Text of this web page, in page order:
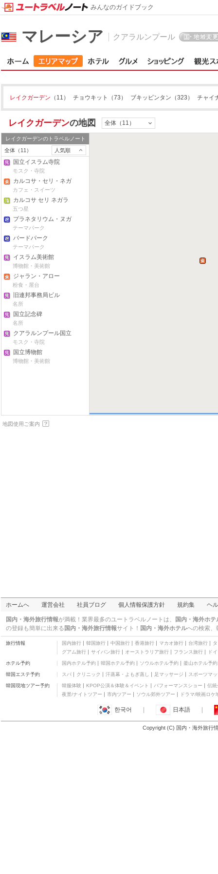
マレーシア クアラルンプール
レイクガーデン （11） チョウキット （73） ブキッビンタン （323） チャイ
レイクガーデンの地図 全体（11）
レイクガーデンのトラベルノート
全体（11）
人気順
国立イスラム寺院
モスク・寺院
カルコサ・セリ・ネガ
ラのアフタヌーンティ
ー
カフェ・スイーツ
カルコサ セリ ネガラ
五つ星
プラネタリウム・ヌガ
ラ
テーマパーク
バードパーク
テーマパーク
イスラム美術館
博物館・美術館
ジャラン・アロー
粉食・屋台
旧連邦事務局ビル
名所
国立記念碑
名所
クアラルンプール国立
モスク
モスク・寺院
国立博物館
博物館・美術館
レイクガーデン
地図使用ご案内
みんなのガイドブック
ホームへ 運営会社 社員ブログ 個人情報保護方針 規約集 ヘ
国内・海外旅行情報が満載！業界最多のユートラベルノートは、
国内・海外ホ
の登録も簡単に出来る 国内・海外旅行情報サイト！ 国内・海外ホテルへの検索、
旅行情報 国内旅行 韓国旅行 中国旅行 香港旅行 マカオ旅行 台湾旅行
グアム旅行
サイパン旅行 オーストラリア旅行 フランス旅行 ド
ホテル予約 国内ホテル予約 韓国ホテル予約 ソウルホテル予約 釜山ホテル予約
韓国エステ予約 スパ クリニック 汗蒸幕・よもぎ蒸し 足マッサージ スポーツマ
韓国現地ツアー予約 韓服体験 KPOP公演＆体験＆イベント パフォーマンスショー
伝統
夜景/ナイトツアー
市内ツアー ソウル郊外ツアー ドラマ/映画ロケ
한국어 日本語
Copyright (C) 国内・海外旅行